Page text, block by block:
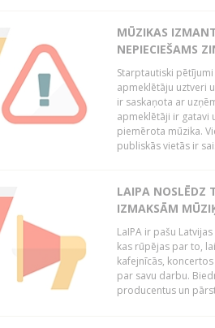
MŪZIKAS
NEPIECIEŠAMS
Starptautiski
apmeklētāju uztveri
ir saskaņota ar
apmeklētāji ir gatavi
piemērota mūzika.
publiskās vietās ir
LAIPA NOSLĒDZ
IZMAKSĀM
LaIPA ir pašu
kas rūpējas par to,
kafejnīcās,
par savu darbu.
producentus un